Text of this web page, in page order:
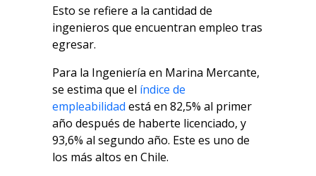
Esto se refiere a la cantidad de
ingenieros que encuentran empleo tras
egresar.
Para la Ingeniería en Marina Mercante,
se estima que el índice de
empleabilidad está en 82,5% al primer
año después de haberte licenciado, y
93,6% al segundo año. Este es uno de
los más altos en Chile.